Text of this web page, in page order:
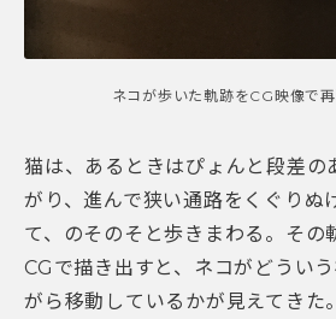
ネコが歩いた軌跡をCG映像で再
猫は、あるときはぴょんと段差の
がり、進んで狭い通路をくぐりぬ
て、のそのそと歩きまわる。その
CGで描き出すと、ネコがどうい
がら移動しているかが見えてきた